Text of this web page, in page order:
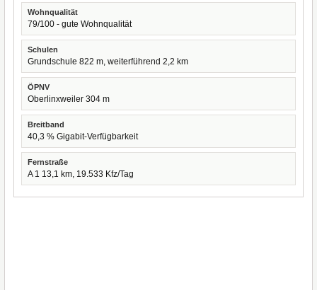
Wohnqualität
79/100 - gute Wohnqualität
Schulen
Grundschule 822 m, weiterführend 2,2 km
ÖPNV
Oberlinxweiler 304 m
Breitband
40,3 % Gigabit-Verfügbarkeit
Fernstraße
A 1 13,1 km, 19.533 Kfz/Tag